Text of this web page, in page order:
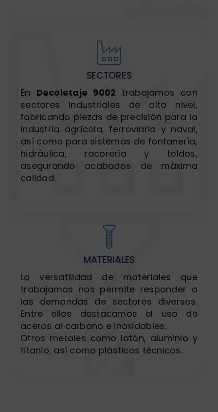
SECTORES
En Decoletaje 9002 trabajamos con
sectores industriales de alto nivel,
fabricando piezas de precisión para la
industria agrícola, ferroviaria y naval,
así como para sistemas de fontanería,
hidráulica, racorería y toldos,
asegurando acabados de máxima
calidad.
MATERIALES
La versatilidad de materiales que
trabajamos nos permite responder a
las demandas de sectores diversos.
Entre ellos destacamos el uso de
aceros al carbono e inoxidables.
Otros metales como latón, aluminio y
titanio, así como plásticos técnicos.